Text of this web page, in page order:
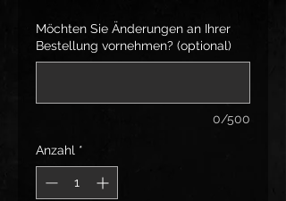
Möchten Sie Änderungen an Ihrer
Bestellung vornehmen? (optional)
0/500
Anzahl *